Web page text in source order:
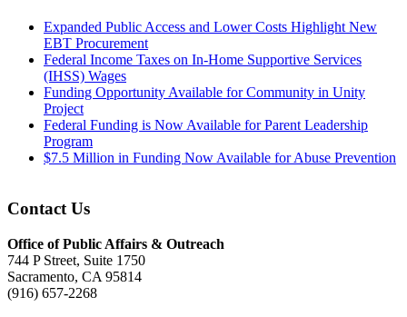
Expanded Public Access and Lower Costs Highlight New
EBT Procurement
Federal Income Taxes on In-Home Supportive Services
(IHSS) Wages
Funding Opportunity Available for Community in Unity
Project
Federal Funding is Now Available for Parent Leadership
Program
$7.5 Million in Funding Now Available for Abuse Prevention
Contact Us
Office of Public Affairs & Outreach
744 P Street, Suite 1750
Sacramento, CA 95814
(916) 657-2268